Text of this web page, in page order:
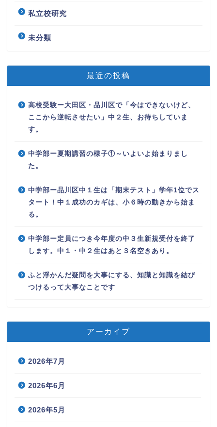
私立校研究
未分類
最近の投稿
高校受験ー大田区・品川区で「今はできないけど、
ここから逆転させたい」中２生、お待ちしていま
す。
中学部ー夏期講習の様子①～いよいよ始まりまし
た。
中学部ー品川区中１生は「期末テスト」学年1位でス
タート！中１成功のカギは、小６時の動きから始ま
る。
中学部ー定員につき今年度の中３生新規受付を終了
します。中１・中２生はあと３名空きあり。
ふと浮かんだ疑問を大事にする、知識と知識を結び
つけるって大事なことです
アーカイブ
2026年7月
2026年6月
2026年5月